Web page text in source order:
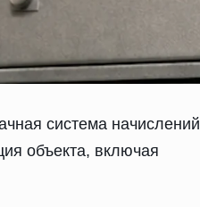
система начислений
объекта, включая